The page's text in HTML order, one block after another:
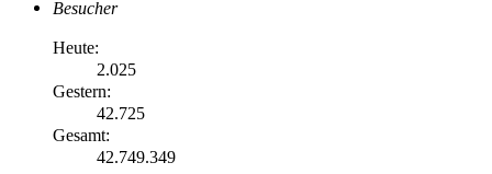
Besucher
Heute:
2.025
Gestern:
42.725
Gesamt:
42.749.349